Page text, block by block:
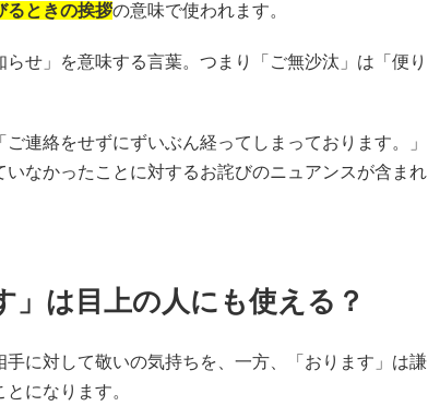
るときの挨拶の意味で使われます。
らせ」を意味する言葉。つまり「ご無沙汰」は「便り
連絡をせずにずいぶん経ってしまっております。」
なかったことに対するお詫びのニュアンスが含まれ
」は目上の人にも使える？
手に対して敬いの気持ちを、一方、「おります」は謙
になります。